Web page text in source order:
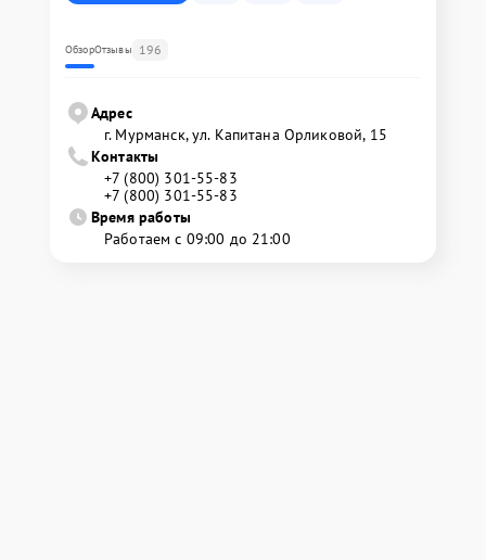
ОбзорОтзывы 196
Адрес
г. Мурманск, ул. Капитана Орликовой, 15
Контакты
+7 (800) 301-55-83
+7 (800) 301-55-83
Время работы
Работаем с 09:00 до 21:00